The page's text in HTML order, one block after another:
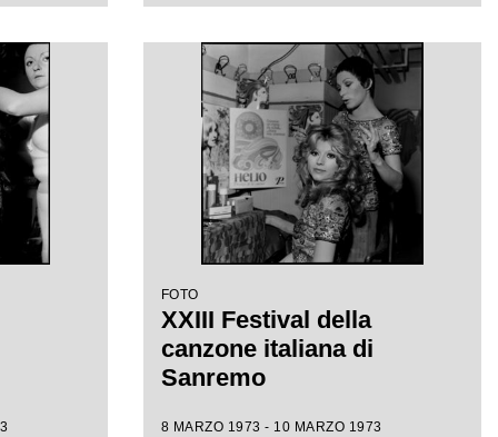
FOTO
XXIII Festival della
canzone italiana di
Sanremo
8 MARZO 1973 - 10 MARZO 1973